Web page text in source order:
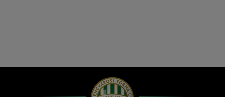
Hírek